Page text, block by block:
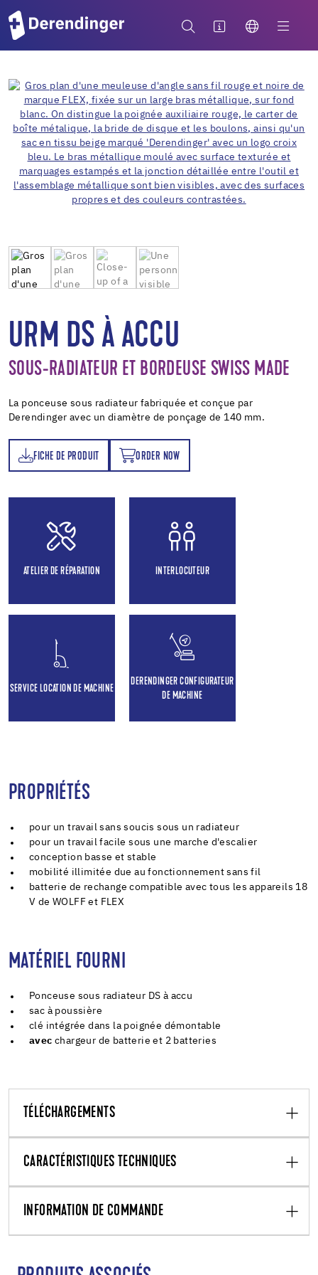
URM DS À ACCU
SOUS-RADIATEUR ET BORDEUSE SWISS MADE
La ponceuse sous radiateur fabriquée et conçue par
Derendinger avec un diamètre de ponçage de 140 mm.
FICHE DE PRODUIT ORDER NOW
ORDER NOW
ATELIER DE RÉPARATION INTERLOCUTEUR
SERVICE LOCATION DE MACHINE
DERENDINGER CONFIGURATEUR
DE MACHINE
PROPRIÉTÉS
pour un travail sans soucis sous un radiateur
pour un travail facile sous une marche d'escalier
conception basse et stable
mobilité illimitée due au fonctionnement sans fil
batterie de rechange compatible avec tous les appareils 18
V de WOLFF et FLEX
MATÉRIEL FOURNI
Ponceuse sous radiateur DS à accu
sac à poussière
clé intégrée dans la poignée démontable
avecchargeur de batterie et 2 batteries
TÉLÉCHARGEMENTS
CARACTÉRISTIQUES TECHNIQUES
INFORMATION DE COMMANDE